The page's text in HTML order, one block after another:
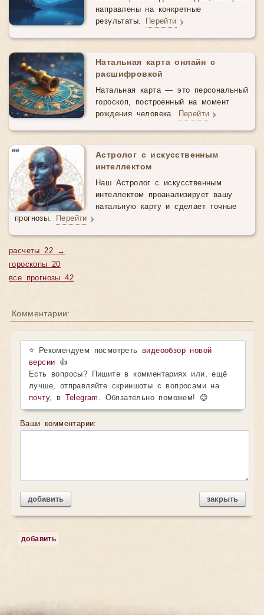
направлены на конкретные
результаты. Перейти
Натальная карта онлайн с
расшифровкой
Натальная карта — это персональный
гороскоп, построенный на момент
рождения человека. Перейти
Астролог с искусственным
интеллектом
Наш Астролог с искусственным
интеллектом проанализирует вашу
натальную карту и сделает точные
прогнозы. Перейти
расчеты 22 →
гороскопы 20
все прогнозы 42
Комментарии:
⭐ Рекомендуем посмотретьвидеообзор новой
версии 👍
Есть вопросы? Пишите в комментариях или, ещё
лучше, отправляйте скриншоты с вопросами на
почту, в Telegram . Обязательно поможем! 😊
Ваши комментарии:
добавить закрыть
добавить